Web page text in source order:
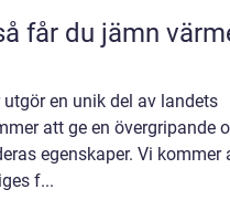
en unik del av landets
att ge en övergripande
egenskaper. Vi kommer
f...